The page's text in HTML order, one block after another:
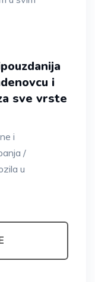
i
sve vrste
i
/
u